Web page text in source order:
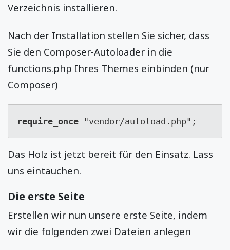
Verzeichnis installieren.
Nach der Installation stellen Sie sicher, dass
Sie den Composer-Autoloader in die
functions.php Ihres Themes einbinden (nur
Composer)
require_once "vendor/autoload.php";
Das Holz ist jetzt bereit für den Einsatz. Lass
uns eintauchen.
Die erste Seite
Erstellen wir nun unsere erste Seite, indem
wir die folgenden zwei Dateien anlegen